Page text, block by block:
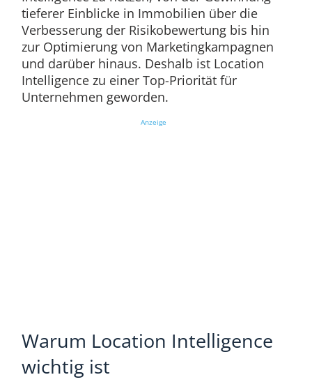
tieferer Einblicke in Immobilien über die
Verbesserung der Risikobewertung bis hin
zur Optimierung von Marketingkampagnen
und darüber hinaus. Deshalb ist Location
Intelligence zu einer Top-Priorität für
Unternehmen geworden.
Anzeige
Warum Location Intelligence
wichtig ist